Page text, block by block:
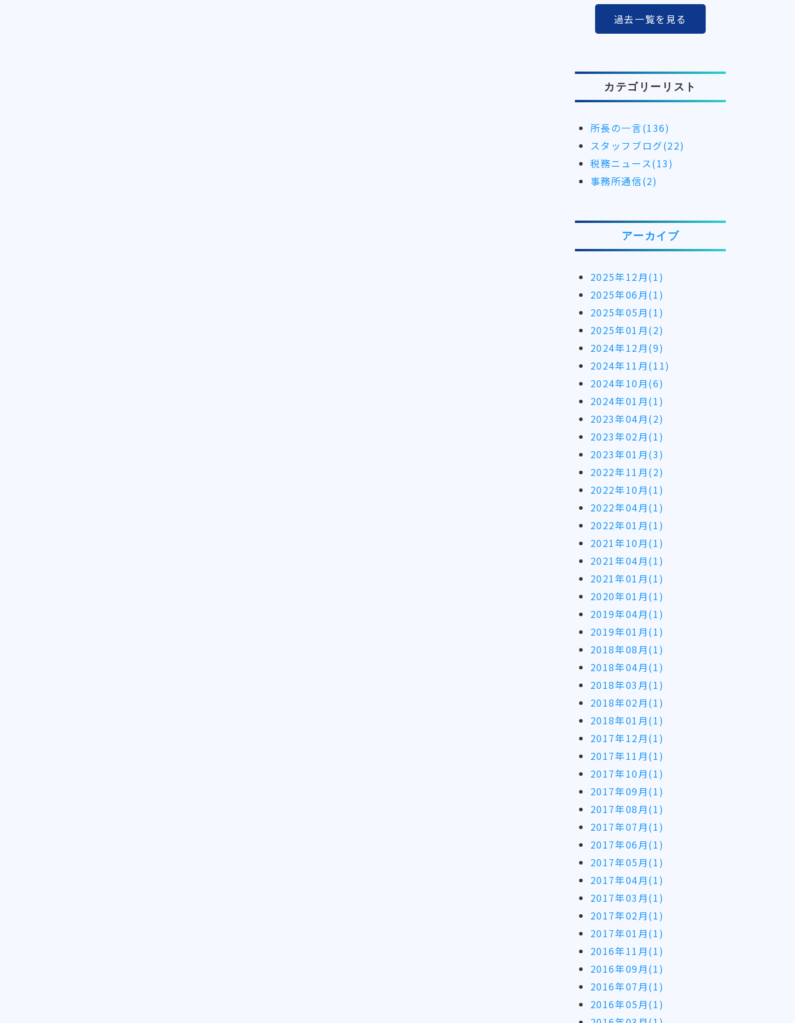
過去一覧を見る
カテゴリーリスト
所長の一言(136)
スタッフブログ(22)
税務ニュース(13)
事務所通信(2)
アーカイブ
2025年12月(1)
2025年06月(1)
2025年05月(1)
2025年01月(2)
2024年12月(9)
2024年11月(11)
2024年10月(6)
2024年01月(1)
2023年04月(2)
2023年02月(1)
2023年01月(3)
2022年11月(2)
2022年10月(1)
2022年04月(1)
2022年01月(1)
2021年10月(1)
2021年04月(1)
2021年01月(1)
2020年01月(1)
2019年04月(1)
2019年01月(1)
2018年08月(1)
2018年04月(1)
2018年03月(1)
2018年02月(1)
2018年01月(1)
2017年12月(1)
2017年11月(1)
2017年10月(1)
2017年09月(1)
2017年08月(1)
2017年07月(1)
2017年06月(1)
2017年05月(1)
2017年04月(1)
2017年03月(1)
2017年02月(1)
2017年01月(1)
2016年11月(1)
2016年09月(1)
2016年07月(1)
2016年05月(1)